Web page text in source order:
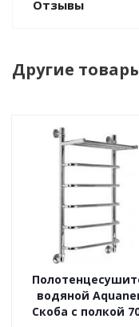
Отзывы
Другие
водяной
Скоба с полкой